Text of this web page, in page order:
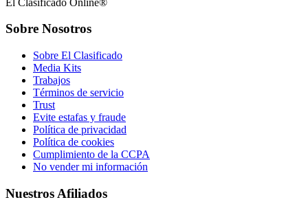
Sobre Nosotros
Sobre El Clasificado
Media Kits
Trabajos
Términos de servicio
Trust
Evite estafas y fraude
Política de privacidad
Política de cookies
Cumplimiento de la CCPA
No vender mi información
Nuestros Afiliados